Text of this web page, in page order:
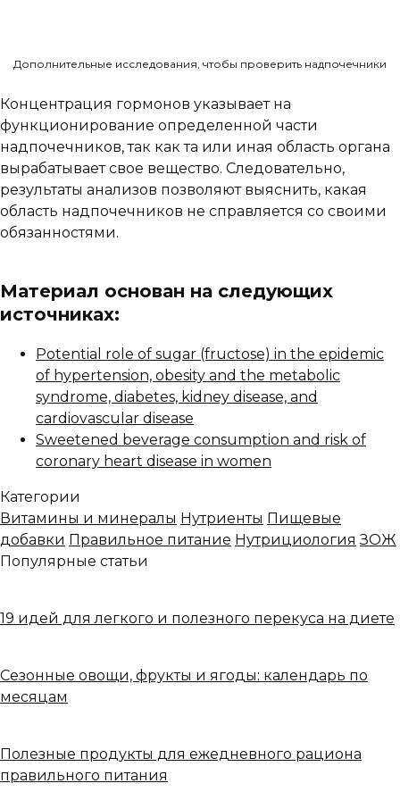
Дополнительные исследования, чтобы проверить надпочечники
Концентрация гормонов указывает на
функционирование определенной части
надпочечников, так как та или иная область органа
вырабатывает свое вещество. Следовательно,
результаты анализов позволяют выяснить, какая
область надпочечников не справляется со своими
обязанностями.
Материал основан на следующих
источниках:
Potential role of sugar (fructose) in the epidemic
of hypertension, obesity and the metabolic
syndrome, diabetes, kidney disease, and
cardiovascular disease
Sweetened beverage consumption and risk of
coronary heart disease in women
Категории
Витамины и минералы Нутриенты Пищевые
добавки Правильное питание Нутрициология ЗОЖ
Популярные статьи
19 идей для легкого и полезного перекуса на диете
Сезонные овощи, фрукты и ягоды: календарь по
месяцам
Полезные продукты для ежедневного рациона
правильного питания